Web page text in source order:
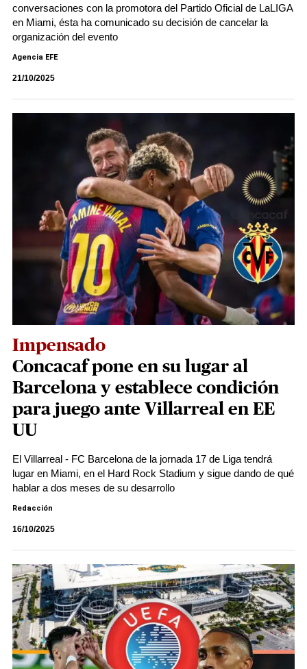
conversaciones con la promotora del Partido Oficial de LaLIGA
en Miami, ésta ha comunicado su decisión de cancelar la
organización del evento
Agencia EFE
21/10/2025
Impensado
Concacaf pone en su lugar al
Barcelona y establece condición
para juego ante Villarreal en EE
UU
El Villarreal - FC Barcelona de la jornada 17 de Liga tendrá
lugar en Miami, en el Hard Rock Stadium y sigue dando de qué
hablar a dos meses de su desarrollo
Redacción
16/10/2025